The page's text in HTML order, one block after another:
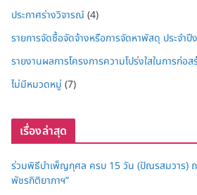
ประกาศร่างวิจารณ์(4)
รายการจัดซื้อจัดจ้างหรือการจัดหาพัสดุ ประจำ
รายงานผลการโครงการความโปร่งใสในการก่อ
ไม่มีหมวดหมู่ (7)
เรื่องล่าสุด
ร่วมพิธีบำเพ็ญกุศล ครบ 15 วัน (ปัณรสมวาร) ถ
พัชรกิติยาภาฯ”